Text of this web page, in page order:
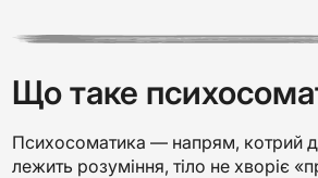
Що таке
Психосоматика — напрям, котрий
лежить розуміння, тіло не хворіє